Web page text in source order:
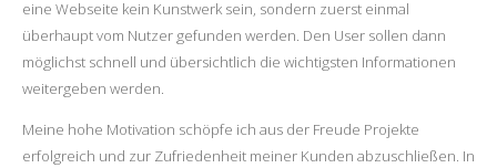
eine Webseite kein Kunstwerk sein, sondern zuerst einmal
überhaupt vom Nutzer gefunden werden. Den User sollen dann
möglichst schnell und übersichtlich die wichtigsten Informationen
weitergeben werden.
Meine hohe Motivation schöpfe ich aus der Freude Projekte
erfolgreich und zur Zufriedenheit meiner Kunden abzuschließen. In